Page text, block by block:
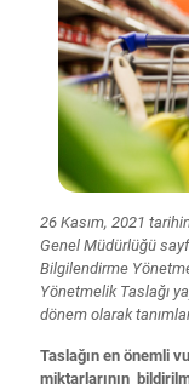
26 Kasım, 2021
Genel Müdürlüğü
Bilgilendirme
Yönetmelik Taslağı
dönem olarak
Taslağın en önemli
miktarlarının